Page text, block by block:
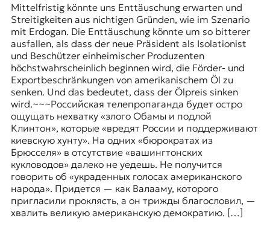
Mittelfristig könnte uns Enttäuschung erwarten und
Streitigkeiten aus nichtigen Gründen, wie im Szenario
mit Erdogan. Die Enttäuschung könnte um so bitterer
ausfallen, als dass der neue Präsident als Isolationist
und Beschützer einheimischer Produzenten
höchstwahrscheinlich beginnen wird, die Förder- und
Exportbeschränkungen von amerikanischem Öl zu
senken. Und das bedeutet, dass der Ölpreis sinken
wird.~~~Российская телепропаганда будет остро
ощущать нехватку «злого Обамы и подлой
Клинтон», которые «вредят России и поддерживают
киевскую хунту». На одних «бюрократах из
Брюсселя» в отсутствие «вашингтонских
кукловодов» далеко не уедешь. Не получится
говорить об «украденных голосах американского
народа». Придется — как Валааму, которого
пригласили проклясть, а он трижды благословил, —
хвалить великую американскую демократию. […]